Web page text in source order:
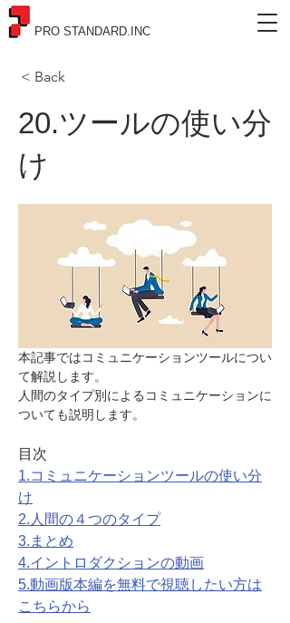
PRO STANDARD.INC
< Back
20.ツールの使い分
け
本記事ではコミュニケーションツールについ
て解説します。
人間のタイプ別によるコミュニケーションに
ついても説明します。
目次
1.コミュニケーションツールの使い分
け
2.人間の４つのタイプ
3.まとめ
4.イントロダクションの動画
5.動画版本編を無料で視聴したい方は
こちらから